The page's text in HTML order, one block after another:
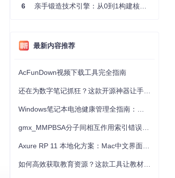
6 亲手锻造技术引擎：从0到1构建核心系统的实践指南
最新内容推荐
AcFunDown视频下载工具完全指南